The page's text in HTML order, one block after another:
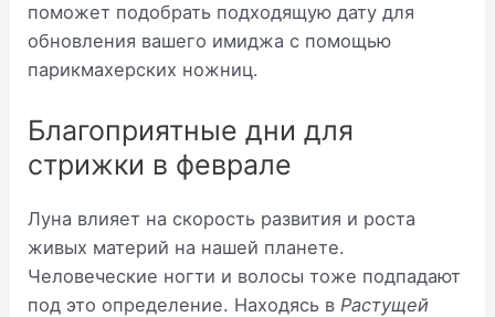
поможет подобрать подходящую дату для
обновления вашего имиджа с помощью
парикмахерских ножниц.
Благоприятные дни для
стрижки в феврале
Луна влияет на скорость развития и роста
живых материй на нашей планете.
Человеческие ногти и волосы тоже подпадают
под это определение. Находясь в Растущей